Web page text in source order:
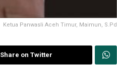
Ketua Panwasli Aceh Timur, Maimun, S.Pd
Share on Twitter